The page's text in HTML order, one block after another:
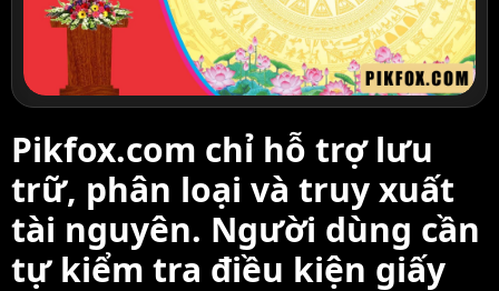
Pikfox.com chỉ hỗ trợ lưu
trữ, phân loại và truy xuất
tài nguyên. Người dùng cần
tự kiểm tra điều kiện giấy